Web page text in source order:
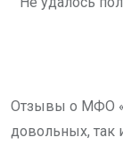
Отзывы о МФО
довольных, так